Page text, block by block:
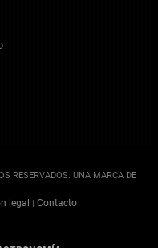
RESERVADOS. UNA MARCA DE
legal Contacto